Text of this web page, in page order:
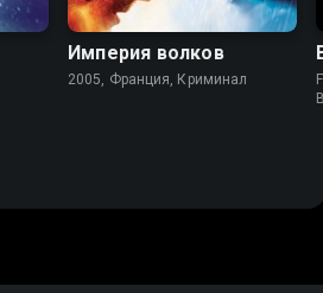
Империя волков
2005, Франция, Криминал